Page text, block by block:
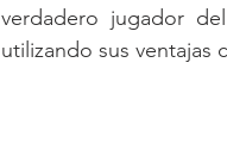
verdadero jugador
utilizando sus ventajas